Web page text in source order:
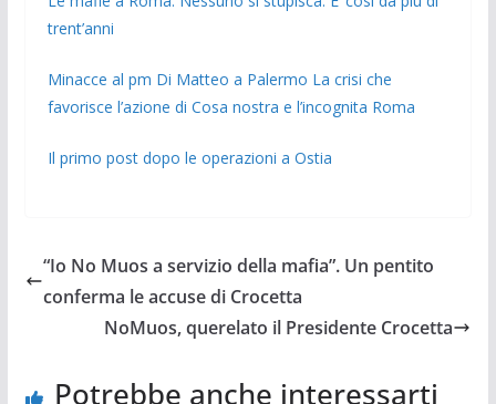
trent’anni
Minacce al pm Di Matteo a Palermo La crisi che
favorisce l’azione di Cosa nostra e l’incognita Roma
Il primo post dopo le operazioni a Ostia
“Io No Muos a servizio della mafia”. Un pentito
conferma le accuse di Crocetta
NoMuos, querelato il Presidente Crocetta
Potrebbe anche interessarti